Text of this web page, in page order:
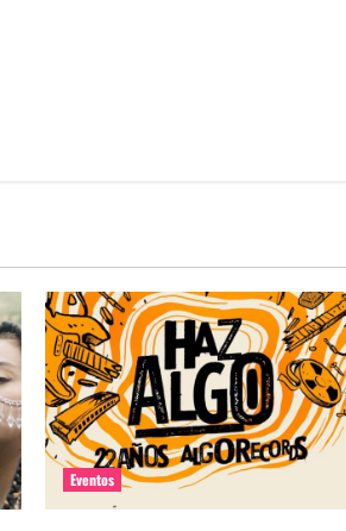
Eventos